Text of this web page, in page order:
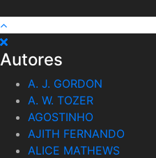
Autores
A. J. GORDON
A. W. TOZER
AGOSTINHO
AJITH FERNANDO
ALICE MATHEWS